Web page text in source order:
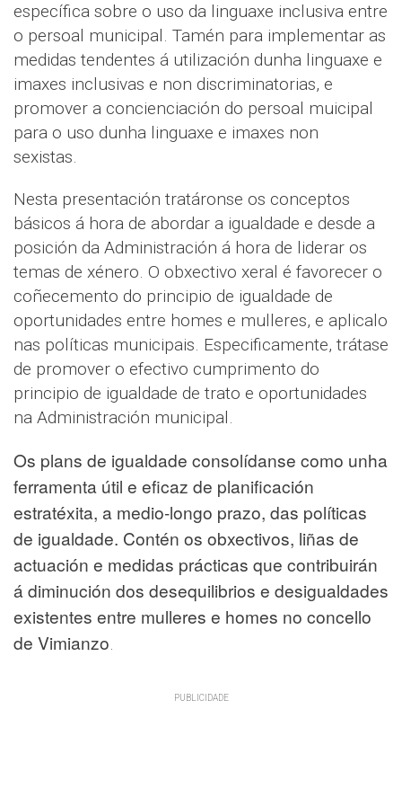
específica sobre o uso da linguaxe inclusiva entre
o persoal municipal. Tamén para implementar as
medidas tendentes á utilización dunha linguaxe e
imaxes inclusivas e non discriminatorias, e
promover a concienciación do persoal muicipal
para o uso dunha linguaxe e imaxes non
sexistas.
Nesta presentación tratáronse os conceptos
básicos á hora de abordar a igualdade e desde a
posición da Administración á hora de liderar os
temas de xénero. O obxectivo xeral é favorecer o
coñecemento do principio de igualdade de
oportunidades entre homes e mulleres, e aplicalo
nas políticas municipais. Especificamente, trátase
de promover o efectivo cumprimento do
principio de igualdade de trato e oportunidades
na Administración municipal.
Os plans de igualdade consolídanse como unha
ferramenta útil e eficaz de planificación
estratéxita, a medio-longo prazo, das políticas
de igualdade. Contén os obxectivos, liñas de
actuación e medidas prácticas que contribuirán
á diminución dos desequilibrios e desigualdades
existentes entre mulleres e homes no concello
de Vimianzo.